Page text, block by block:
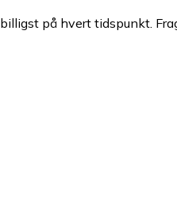
på hvert tidspunkt.